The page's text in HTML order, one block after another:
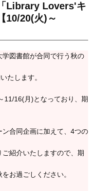
Library Lovers'キ
10/20(火)～
図書館が合同で行う秋の
たします。
16(月)となっており、期
合同企画に加えて、4つの
紹介いたしますので、期
お過ごしください。